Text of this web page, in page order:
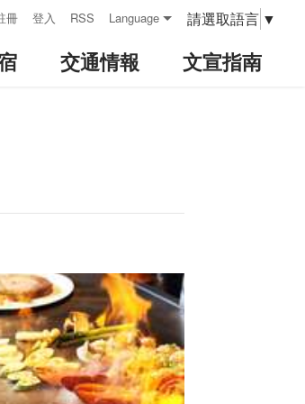
冊 登入 RSS Language 請選取語言 ▼
交通情報 文宣指南